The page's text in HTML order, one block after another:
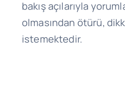
bakış açılarıyla
olmasından ötürü,
istemektedir.